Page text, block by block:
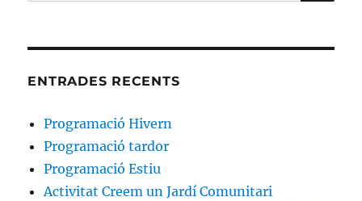
ENTRADES RECENTS
Programació Hivern
Programació tardor
Programació Estiu
Activitat Creem un Jardí Comunitari